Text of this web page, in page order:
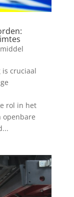
cruciaal
rol in het
openbare